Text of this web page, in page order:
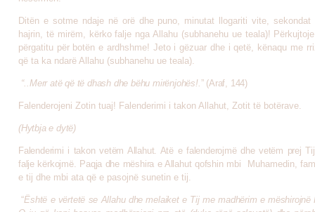
Ditën e sotme ndaje në orë dhe puno, minutat llogariti vite, sekondat
hajrin, të mirëm, kërko falje nga Allahu (subhanehu ue teala)!
përgatitu për botën e ardhshme! Jeto i gëzuar dhe i qetë, kënaqu me
që ta ka ndarë Allahu (subhanehu ue teala).
“.. Merr atë që të dhash dhe bëhu mirënjohës!. ” (Araf, 144)
Falenderojeni Zotin tuaj! Falenderimi i takon Allahut, Zotit të botërave.
(Hytbja e dytë)
Falenderimi i takon vetëm Allahut. Atë e falenderojmë dhe vetëm prej
falje kërkojmë. Paqja dhe mëshira e Allahut qofshin mbi
Muhamedin,
e tij dhe mbi ata që e pasojnë sunetin e tij.
“Është e vërtetë se Allahu dhe melaiket e Tij me madhërim e mëshirojnë